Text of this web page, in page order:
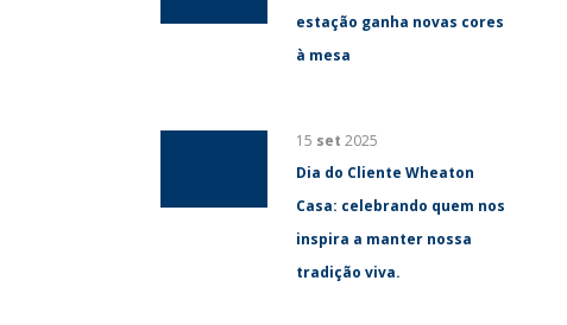
estação ganha novas cores
à mesa
15 set 2025
Dia do Cliente Wheaton
Casa: celebrando quem nos
inspira a manter nossa
tradição viva.